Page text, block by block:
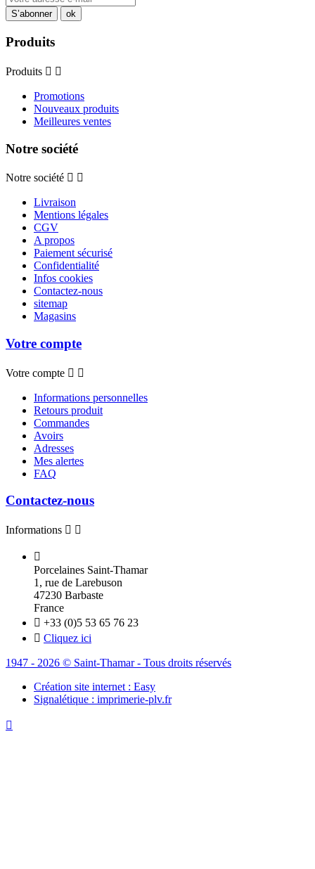
Produits
Produits  
Promotions
Nouveaux produits
Meilleures ventes
Notre société
Notre société  
Livraison
Mentions légales
CGV
A propos
Paiement sécurisé
Confidentialité
Infos cookies
Contactez-nous
sitemap
Magasins
Votre compte
Votre compte  
Informations personnelles
Retours produit
Commandes
Avoirs
Adresses
Mes alertes
FAQ
Contactez-nous
Informations  

Porcelaines Saint-Thamar
1, rue de Larebuson
47230 Barbaste
France
 +33 (0)5 53 65 76 23
 Cliquez ici
1947 - 2026 © Saint-Thamar - Tous droits réservés
Création site internet : Easy
Signalétique : imprimerie-plv.fr
